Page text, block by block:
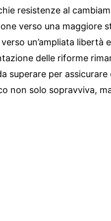
resistenze al
verso una maggiore
un’ampliata libertà
delle riforme
superare per
non solo sopravviva,